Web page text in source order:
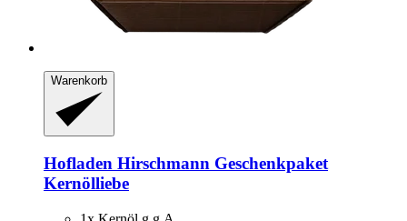
Warenkorb
Hofladen Hirschmann Geschenkpaket
Kernölliebe